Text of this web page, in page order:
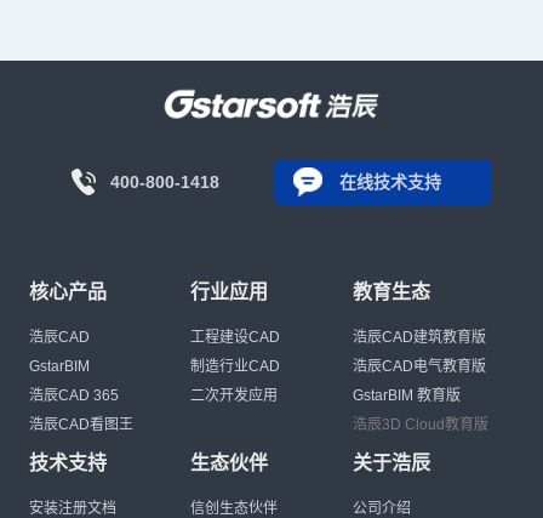
400-800-1418 在线技术支持
核心产品
浩辰CAD
GstarBIM
浩辰CAD 365
浩辰CAD看图王
行业应用
工程建设CAD
制造行业CAD
二次开发应用
教育生态
浩辰CAD建筑教育版
浩辰CAD电气教育版
GstarBIM 教育版
浩辰3D Cloud教育版
技术支持
安装注册文档
生态伙伴
信创生态伙伴
关于浩辰
公司介绍